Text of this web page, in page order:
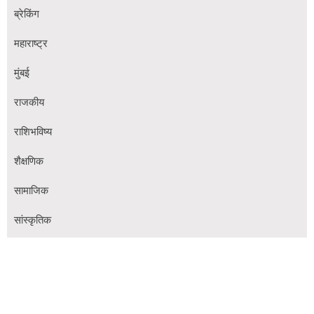
ब्रेकिंग
महाराष्ट्र
मुंबई
राजकीय
राशिभविष्य
शैक्षणिक
सामाजिक
सांस्कृतिक